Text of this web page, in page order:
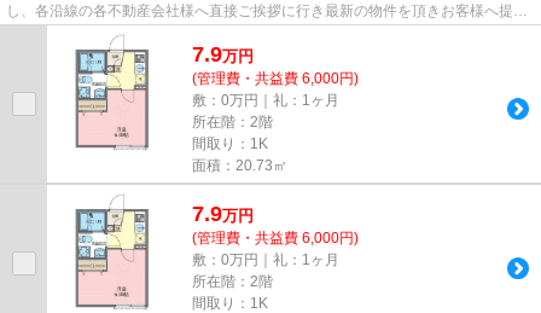
し、各沿線の各不動産会社様へ直接ご挨拶に行き最新の物件を頂きお客様へ提供
しております！最新の情報は...
7.9万円
(管理費・共益費 6,000円)
敷：0万円｜礼：1ヶ月
所在階：2階
間取り：1K
面積：20.73㎡
7.9万円
(管理費・共益費 6,000円)
敷：0万円｜礼：1ヶ月
所在階：2階
間取り：1K